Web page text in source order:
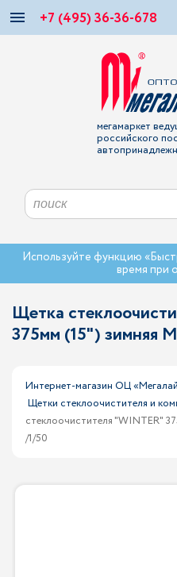
+7 (495) 36-36-678
мегамаркет
российского
Используйте функцию
время при
Щетка
375мм (15") зимняя
Интернет-магазин ОЦ
Щетки стеклоочистителя и
стеклоочистителя "WINTER"
/1/50